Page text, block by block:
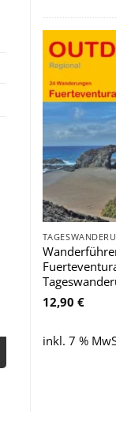
12,90 €
inkl. 7 %